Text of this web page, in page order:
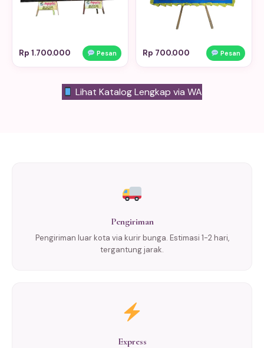
Rp 1.700.000 Pesan Rp 700.000 Pesan
Lihat Katalog Lengkap via WA
Pengiriman
Pengiriman luar kota via kurir bunga. Estimasi 1-2 hari,
tergantung jarak.
Express